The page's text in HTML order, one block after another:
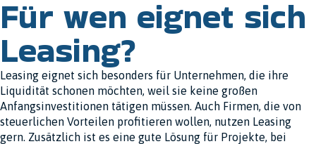
Für wen eignet sich
Leasing?
Leasing eignet sich besonders für Unternehmen, die ihre
Liquidität schonen möchten, weil sie keine großen
Anfangsinvestitionen tätigen müssen. Auch Firmen, die von
steuerlichen Vorteilen profitieren wollen, nutzen Leasing
gern. Zusätzlich ist es eine gute Lösung für Projekte, bei